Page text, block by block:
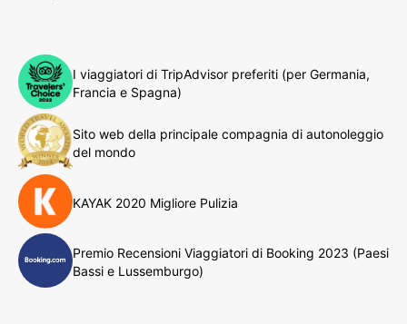
I viaggiatori di TripAdvisor preferiti (per Germania,
Francia e Spagna)
Sito web della principale compagnia di autonoleggio
del mondo
KAYAK 2020 Migliore Pulizia
Premio Recensioni Viaggiatori di Booking 2023 (Paesi
Bassi e Lussemburgo)